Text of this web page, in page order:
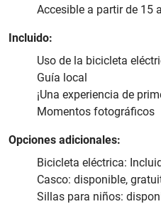
Accesible a partir de 15
Incluido:
Uso de la bicicleta
Guía local
¡Una experiencia de
Momentos fotográficos
Opciones adicionales:
Bicicleta eléctrica:
Casco: disponible,
Sillas para niños: